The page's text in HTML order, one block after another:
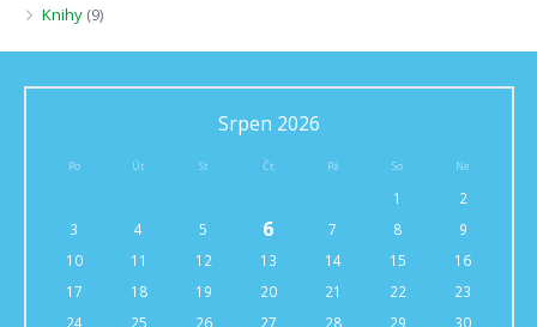
Knihy (9)
Srpen 2026
Po Út St Čt Pá So Ne
1
2
3
4 5 6 7 8
9
10
11 12 13 14 15
16
17
18 19 20 21 22
23
24
25 26 27 28 29 30